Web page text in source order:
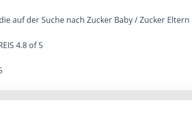
auf der Suche nach Zucker Baby / Zucker
4.8 of 5